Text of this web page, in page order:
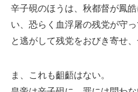
辛子硯のほうは、秋都督が鳳
い、恐らく血浮屠の残党が守
と逃がして残党をおびき寄せ
ま、これも齟齬はない。